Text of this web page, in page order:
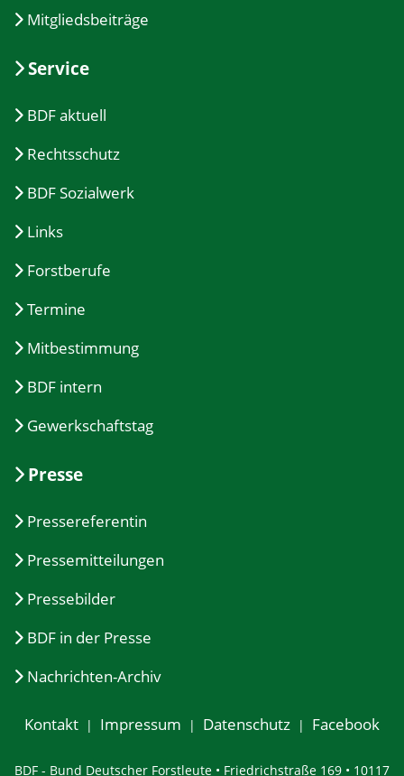
Mitgliedsbeiträge
Service
BDF aktuell
Rechtsschutz
BDF Sozialwerk
Links
Forstberufe
Termine
Mitbestimmung
BDF intern
Gewerkschaftstag
Presse
Pressereferentin
Pressemitteilungen
Pressebilder
BDF in der Presse
Nachrichten-Archiv
Kontakt Impressum Datenschutz Facebook
BDF - Bund Deutscher Forstleute • Friedrichstraße 169 • 10117